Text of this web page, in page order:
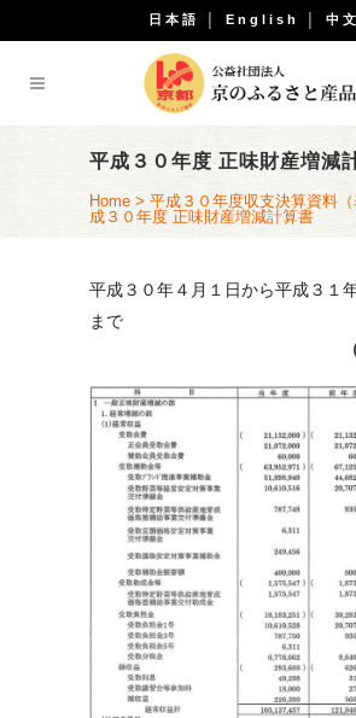
日本語 English 中
平成３０年度 正味財産増減
Home > 平成３０年度収支決算資料
成３０年度 正味財産増減計算書
平成３０年４月１日から平成３１
まで